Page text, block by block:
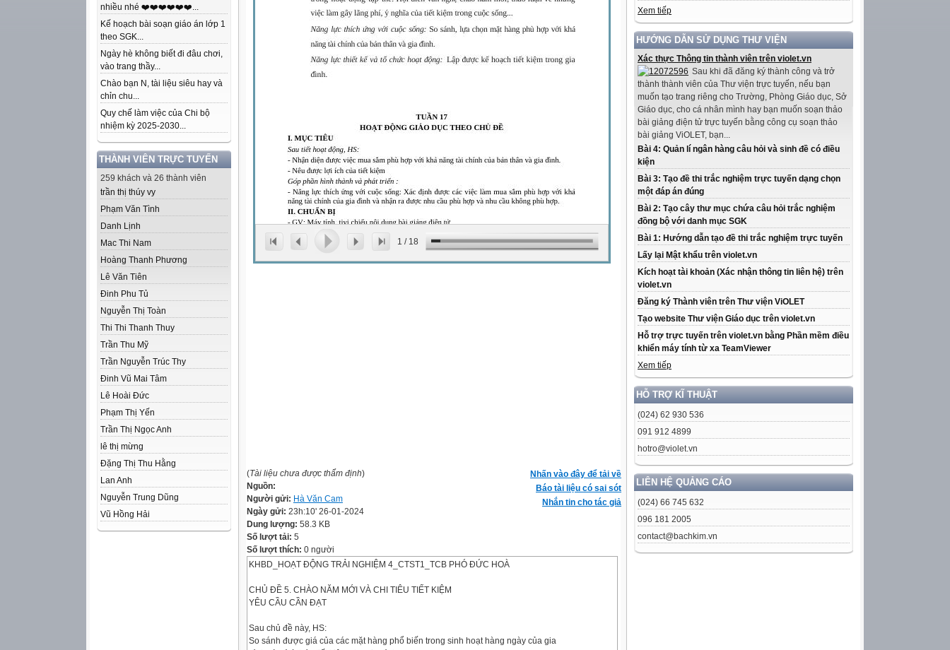
nhiều nhé ❤️❤️❤️❤️❤️❤️...
Kế hoạch bài soạn giáo án lớp 1
theo SGK...
Ngày hè không biết đi đâu chơi,
vào trang thầy...
Chào bạn N, tài liệu siêu hay và
chỉn chu...
Quy chế làm việc của Chi bộ
nhiệm kỳ 2025-2030...
THÀNH VIÊN TRỰC TUYẾN
259 khách và 26 thành viên
trần thị thúy vy
Phạm Văn Tình
Danh Lịnh
Mac Thi Nam
Hoàng Thanh Phương
Lê Văn Tiên
Đinh Phu Tủ
Nguyễn Thị Toàn
Thi Thi Thanh Thuy
Trần Thu Mỹ
Trần Nguyễn Trúc Thy
Đinh Vũ Mai Tâm
Lê Hoài Đức
Phạm Thị Yến
Trần Thị Ngọc Anh
lê thị mừng
Đặng Thị Thu Hằng
Lan Anh
Nguyễn Trung Dũng
Vũ Hồng Hải
Xem tiếp
HƯỚNG DẪN SỬ DỤNG THƯ VIỆN
Xác thực Thông tin thành viên trên violet.vn
Sau khi đã đăng ký thành công và trở
thành thành viên của Thư viện trực tuyến, nếu bạn
muốn tạo trang riêng cho Trường, Phòng Giáo dục, Sở
Giáo dục, cho cá nhân mình hay bạn muốn soạn thảo
bài giảng điện tử trực tuyến bằng công cụ soạn thảo
bài giảng ViOLET, bạn...
Bài 4: Quản lí ngân hàng câu hỏi và sinh đề có điều
kiện
Bài 3: Tạo đề thi trắc nghiệm trực tuyến dạng chọn
một đáp án đúng
Bài 2: Tạo cây thư mục chứa câu hỏi trắc nghiệm
đồng bộ với danh mục SGK
Bài 1: Hướng dẫn tạo đề thi trắc nghiệm trực tuyến
Lấy lại Mật khẩu trên violet.vn
Kích hoạt tài khoản (Xác nhận thông tin liên hệ) trên
violet.vn
Đăng ký Thành viên trên Thư viện ViOLET
Tạo website Thư viện Giáo dục trên violet.vn
Hỗ trợ trực tuyến trên violet.vn bằng Phần mềm điều
khiển máy tính từ xa TeamViewer
Xem tiếp
HỖ TRỢ KĨ THUẬT
(024) 62 930 536
091 912 4899
hotro@violet.vn
LIÊN HỆ QUẢNG CÁO
(024) 66 745 632
096 181 2005
contact@bachkim.vn
1 / 18
Nhấn vào đây để tải về
Báo tài liệu có sai sót
Nhắn tin cho tác giả
(Tài liệu chưa được thẩm định)
Nguồn:
Người gửi: Hà Văn Cam
Ngày gửi: 23h:10' 26-01-2024
Dung lượng: 58.3 KB
Số lượt tải: 5
Số lượt thích: 0 người
KHBD_HOẠT ĐỘNG TRẢI NGHIỆM 4_CTST1_TCB PHÓ ĐỨC HOÀ
CHỦ ĐỀ 5. CHÀO NĂM MỚI VÀ CHI TIÊU TIẾT KIỆM
YÊU CẦU CẦN ĐẠT
Sau chủ đề này, HS:
So sánh được giá của các mặt hàng phổ biến trong sinh hoạt hàng ngày của gia